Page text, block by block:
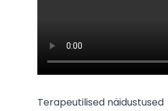
Terapeutilised näidustused